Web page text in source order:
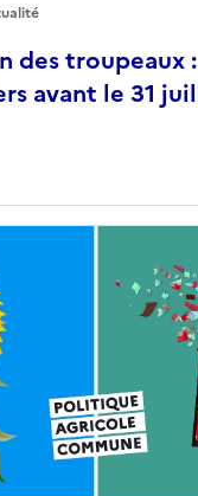
des troupeaux
avant le 31